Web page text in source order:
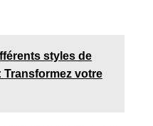
styles de
votre